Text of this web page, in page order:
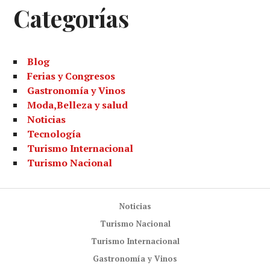
Categorías
Blog
Ferias y Congresos
Gastronomía y Vinos
Moda,Belleza y salud
Noticias
Tecnología
Turismo Internacional
Turismo Nacional
Noticias
Turismo Nacional
Turismo Internacional
Gastronomía y Vinos